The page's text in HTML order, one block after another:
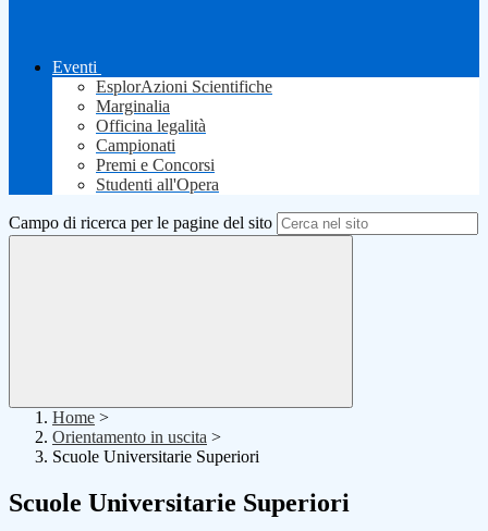
Eventi
EsplorAzioni Scientifiche
Marginalia
Officina legalità
Campionati
Premi e Concorsi
Studenti all'Opera
Campo di ricerca per le pagine del sito
Home >
Orientamento in uscita >
Scuole Universitarie Superiori
Scuole Universitarie Superiori